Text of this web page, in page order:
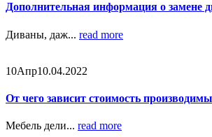
Дополнительная информация о замене
Диваны, даж... read more
10Апр10.04.2022
От чего зависит стоимость
Мебель дели... read more